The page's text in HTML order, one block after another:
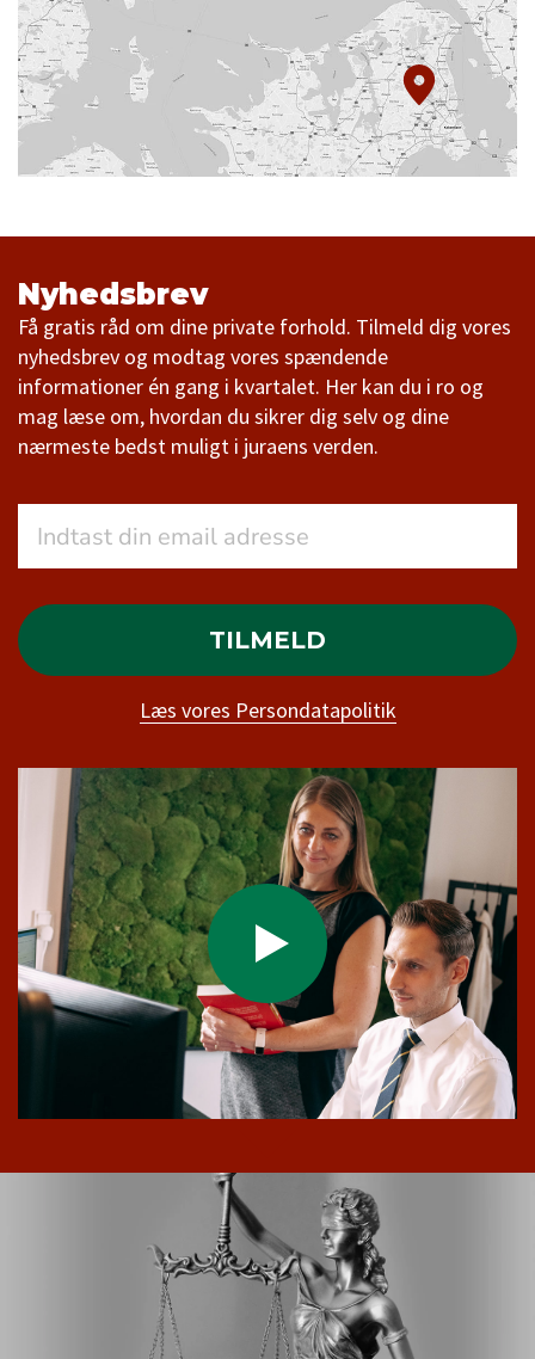
Nyhedsbrev
Få gratis råd om dine private forhold. Tilmeld dig vores
nyhedsbrev og modtag vores spændende
informationer én gang i kvartalet. Her kan du i ro og
mag læse om, hvordan du sikrer dig selv og dine
nærmeste bedst muligt i juraens verden.
TILMELD
Læs vores Persondatapolitik